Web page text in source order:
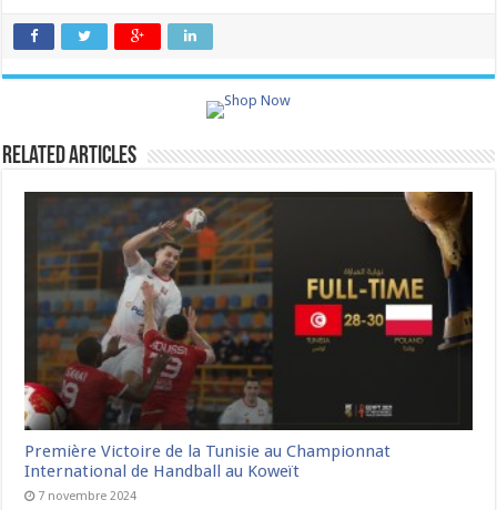
Related Articles
Première Victoire de la Tunisie au Championnat
International de Handball au Koweït
7 novembre 2024